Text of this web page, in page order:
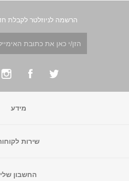
הרשמה לניוזלטר לקבלת
מידע
שירות
החשבון שלי